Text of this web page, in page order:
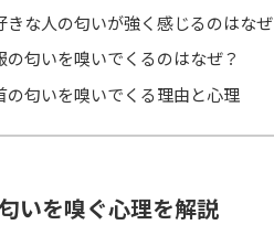
きな人の匂いが強く感じるのはなぜ
の匂いを嗅いでくるのはなぜ？
の匂いを嗅いでくる理由と心理
いを嗅ぐ心理を解説